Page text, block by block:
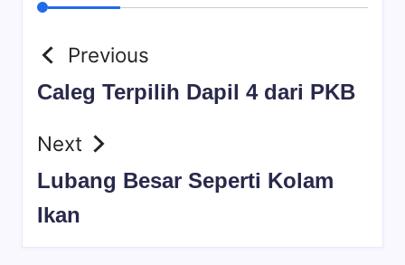
Previous
Caleg Terpilih Dapil 4 dari PKB
Next
Lubang Besar Seperti Kolam
Ikan